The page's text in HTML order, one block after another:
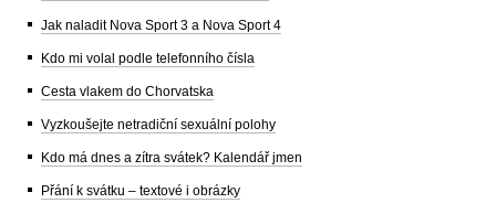
Jak naladit Nova Sport 3 a Nova Sport 4
Kdo mi volal podle telefonního čísla
Cesta vlakem do Chorvatska
Vyzkoušejte netradiční sexuální polohy
Kdo má dnes a zítra svátek? Kalendář jmen
Přání k svátku – textové i obrázky